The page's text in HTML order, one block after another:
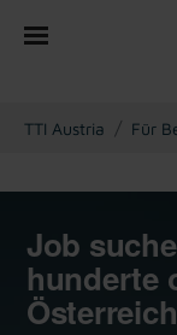
You are here:
TTI Austria Für
Job
hunderte
Österreich